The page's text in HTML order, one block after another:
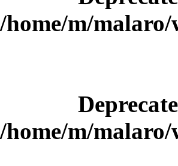
/home/m/malaro/
/home/m/malaro/